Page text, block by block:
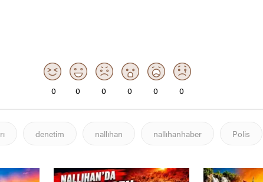
0 0 0 0 0 0
denetim nallıhan nallıhanhaber Polis